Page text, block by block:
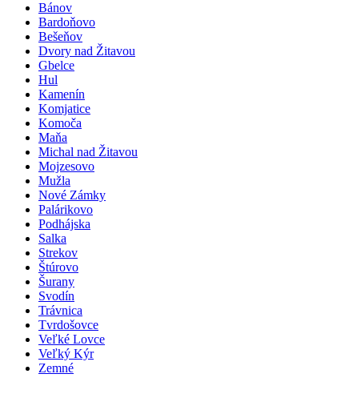
Bánov
Bardoňovo
Bešeňov
Dvory nad Žitavou
Gbelce
Hul
Kamenín
Komjatice
Komoča
Maňa
Michal nad Žitavou
Mojzesovo
Mužla
Nové Zámky
Palárikovo
Podhájska
Salka
Strekov
Štúrovo
Šurany
Svodín
Trávnica
Tvrdošovce
Veľké Lovce
Veľký Kýr
Zemné